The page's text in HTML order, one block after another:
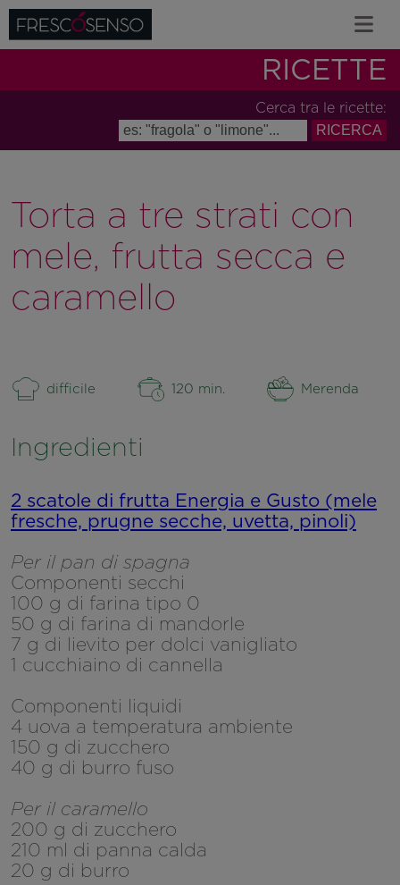
RICETTE
Cerca tra le ricette:
Torta a tre strati con
mele, frutta secca e
caramello
difficile 120 min. Merenda
Ingredienti
2 scatole di frutta Energia e Gusto (mele
fresche, prugne secche, uvetta, pinoli)
Per il pan di spagna
Componenti secchi
100 g di farina tipo 0
50 g di farina di mandorle
7 g di lievito per dolci vanigliato
1 cucchiaino di cannella
Componenti liquidi
4 uova a temperatura ambiente
150 g di zucchero
40 g di burro fuso
Per il caramello
200 g di zucchero
210 ml di panna calda
20 g di burro